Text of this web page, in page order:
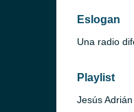
Eslogan
Una radio
Playlist
Jesús